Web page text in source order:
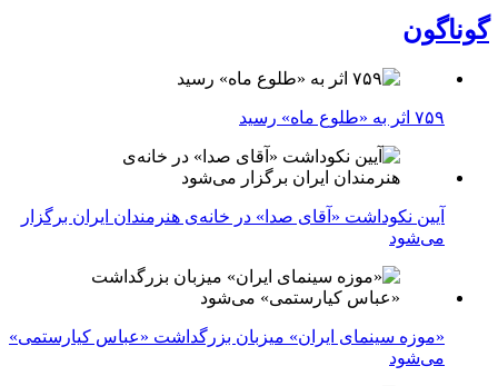
گوناگون
۷۵۹ اثر به «طلوع ماه» رسید
آیین نکوداشت «آقای صدا» در خانه‌ی هنرمندان ایران برگزار
می‌شود
«موزه سینمای ایران» میزبان بزرگداشت «عباس کیارستمی»
می‌شود